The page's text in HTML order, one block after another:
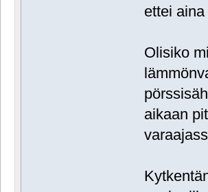
ettei
Olisiko
aikaan